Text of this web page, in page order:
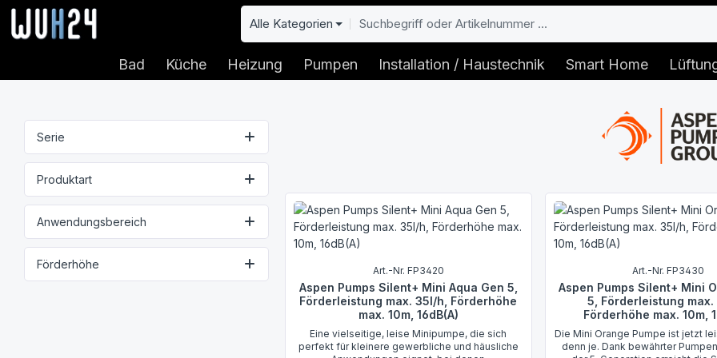
Hauptinhalt springen
Zur Suche springen
Zur Hauptnavigation springen Alle Kategorien
Bad Küche Heizung Pumpen Installation / Haustechnik Smart Home
Serie
Produktart
Anwendungsbereich
Förderhöhe Art.-Nr. FP3420
Aspen Pumps Silent+ Mini Aqua Gen 5,
Förderleistung max. 35l/h, Förderhöhe
max. 10m, 16dB(A)
Eine vielseitige, leise Minipumpe, die sich
perfekt für kleinere gewerbliche und häusliche
Art.-Nr. FP3430
Aspen Pumps Silent+ Mini
5, Förderleistung max.
Förderhöhe max. 10m,
Die Mini Orange Pumpe ist jetzt
denn je. Dank bewährter